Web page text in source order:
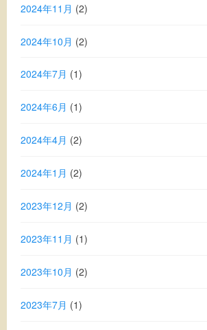
2024年11月 (2)
2024年10月 (2)
2024年7月 (1)
2024年6月 (1)
2024年4月 (2)
2024年1月 (2)
2023年12月 (2)
2023年11月 (1)
2023年10月 (2)
2023年7月 (1)